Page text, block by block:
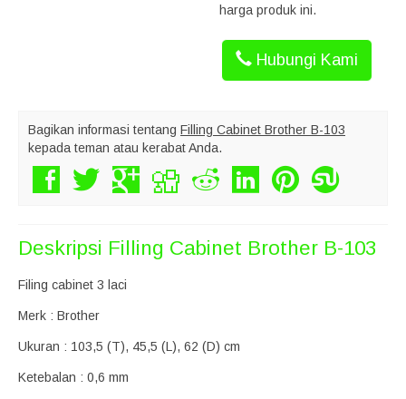
harga produk ini.
Hubungi Kami
Bagikan informasi tentang Filling Cabinet Brother B-103
kepada teman atau kerabat Anda.
Deskripsi Filling Cabinet Brother B-103
Filing cabinet 3 laci
Merk : Brother
Ukuran : 103,5 (T), 45,5 (L), 62 (D) cm
Ketebalan : 0,6 mm